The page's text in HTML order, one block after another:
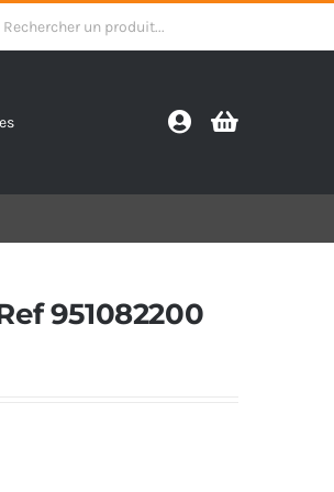
951082200